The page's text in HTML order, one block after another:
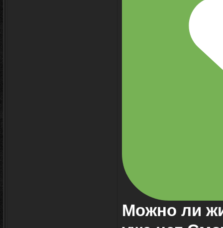
Можно ли